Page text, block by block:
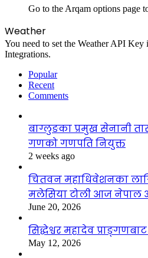
Go to the Arqam options page
Weather
You need to set the Weather API Key
Integrations.
Popular
Recent
Comments
बाग्लुङका प्रमुख सेनानी
गणको गणपति नियुक्त
2 weeks ago
चितवन महाधिवेशनका
मलेसिया टोली आज नेपाल
June 20, 2026
सिद्धेश्वर महादेव
May 12, 2026